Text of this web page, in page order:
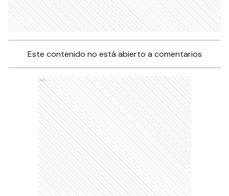
Este contenido no está abierto a comentarios
Ads